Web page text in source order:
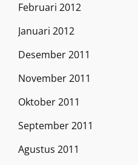
Februari 2012
Januari 2012
Desember 2011
November 2011
Oktober 2011
September 2011
Agustus 2011